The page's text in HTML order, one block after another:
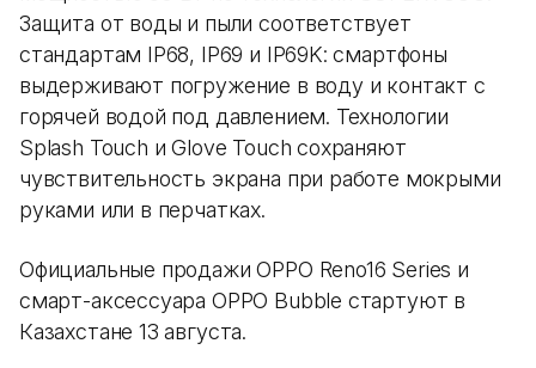
Защита от воды и пыли соответствует
стандартам IP68, IP69 и IP69K: смартфоны
выдерживают погружение в воду и контакт с
горячей водой под давлением. Технологии
Splash Touch и Glove Touch сохраняют
чувствительность экрана при работе мокрыми
руками или в перчатках.
Официальные продажи OPPO Reno16 Series и
смарт-аксессуара OPPO Bubble стартуют в
Казахстане 13 августа.